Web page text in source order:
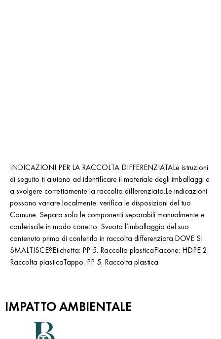
INDICAZIONI PER LA RACCOLTA DIFFERENZIATALe istruzioni
di seguito ti aiutano ad identificare il materiale degli imballaggi e
a svolgere correttamente la raccolta differenziata.Le indicazioni
possono variare localmente: verifica le disposizioni del tuo
Comune. Separa solo le componenti separabili manualmente e
conferiscile in modo corretto. Svuota l’imballaggio del suo
contenuto prima di conferirlo in raccolta differenziata.DOVE SI
SMALTISCE?Etichetta: PP 5. Raccolta plasticaFlacone: HDPE 2.
Raccolta plasticaTappo: PP 5. Raccolta plastica
IMPATTO AMBIENTALE